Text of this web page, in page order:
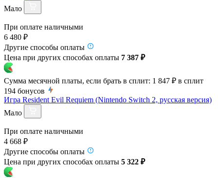
Мало
При оплате наличными
6 480 ₽
Другие способы оплаты
Цена при других способах оплаты 7 387 ₽
Сумма месячной платы, если брать в сплит: 1 847 ₽ в сплит
194 бонусов
Игра Resident Evil Requiem (Nintendo Switch 2, русская версия)
Мало
При оплате наличными
4 668 ₽
Другие способы оплаты
Цена при других способах оплаты 5 322 ₽